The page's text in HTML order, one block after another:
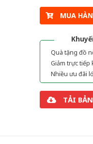
MUA
Quà tặng đồ
Giảm trực
Nhiều ưu đãi
TẢI